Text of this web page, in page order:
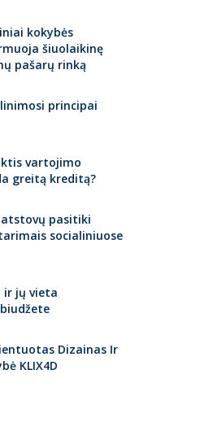
kokybės
šiuolaikinę
pašarų rinką
principai
vartojimo
greitą kreditą?
atstovų pasitiki
socialiniuose
ir jų vieta
Dizainas Ir
KLIX4D